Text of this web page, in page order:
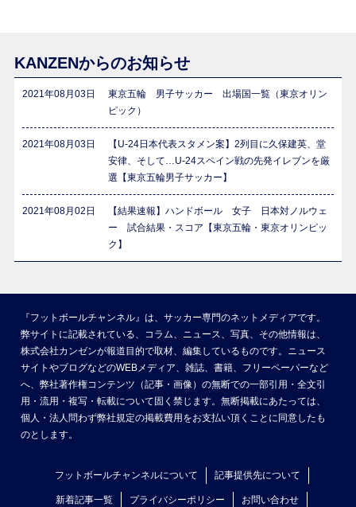
KANZENからのお知らせ
2021年08月03日
東京五輪 男子サッカー 出場国一覧（東京オリン
ピック）
2021年08月03日
【U-24日本代表スタメン案】2列目に久保建英、堂
安律、そして…U-24スペイン戦の先発イレブンを厳
選【東京五輪男子サッカー】
2021年08月02日
【結果速報】ハンドボール 女子 日本対ノルウェ
ー 試合結果・スコア【東京五輪・東京オリンピッ
ク】
『フットボールチャンネル』は、サッカー専門のネットメディアです。
弊サイトに記載されている、コラム、ニュース、写真、その他情報は、
株式会社カンゼンが報道目的で取材、編集しているものです。ニュース
サイトやブログなどのWEBメディア、雑誌、書籍、フリーペーパーなど
へ、弊社著作権コンテンツ（記事・画像）の無断での一部引用・全文引
用・流用・複写・転載について固く禁じます。無断掲載にあたっては、
個人・法人問わず弊社規定の掲載費用をお支払い頂くことに同意したも
のとします。
フットボールチャンネルについて 記事提供先について
新着記事一覧 プライバシーポリシー お問い合わせ